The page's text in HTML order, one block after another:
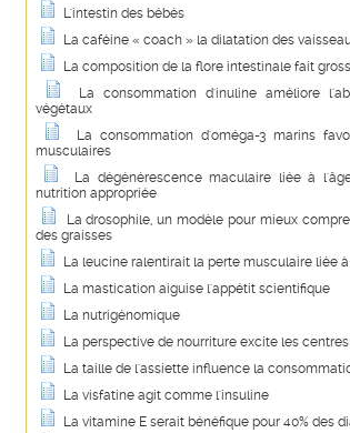
L'intestin des bébés
La caféine « coach » la dilatation des
La composition de la flore intestinale fait
La consommation d'inuline améliore
végétaux
La consommation d'oméga-3 marins
musculaires
La dégénérescence maculaire liée à
nutrition appropriée
La drosophile, un modèle pour mieux
des graisses
La leucine ralentirait la perte musculaire liée
La mastication aiguise l'appétit scientifique
La nutrigénomique
La perspective de nourriture excite les
La taille de l'assiette influence la
La visfatine agit comme l'insuline
La vitamine E serait bénéfique pour 40% des